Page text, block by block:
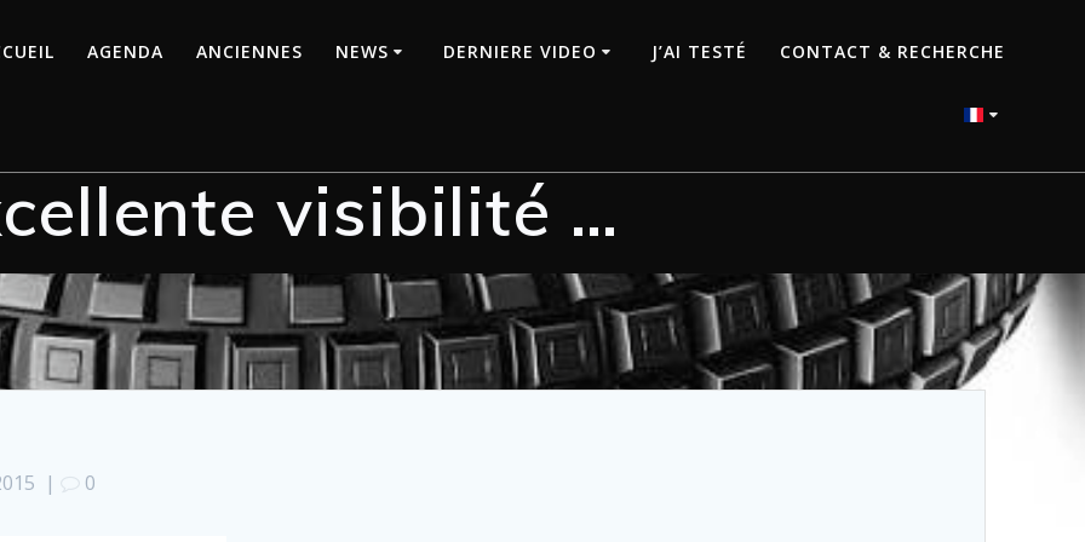
AGENDA ANCIENNES NEWS DERNIERE VIDEO J’AI TESTÉ CONTACT & RECHERCHE
visibilité …
| 0